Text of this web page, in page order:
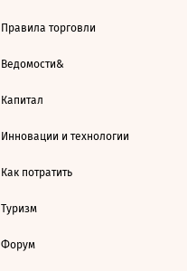
Правила торговли
Ведомости&
Капитал
Инновации и технологии
Как потратить
Туризм
Форум